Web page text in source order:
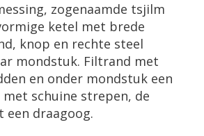
, zogenaamde tsjilm
ketel met brede
, knop en rechte steel
mondstuk. Filtrand met
en onder mondstuk een
met schuine strepen, de
een draagoog.